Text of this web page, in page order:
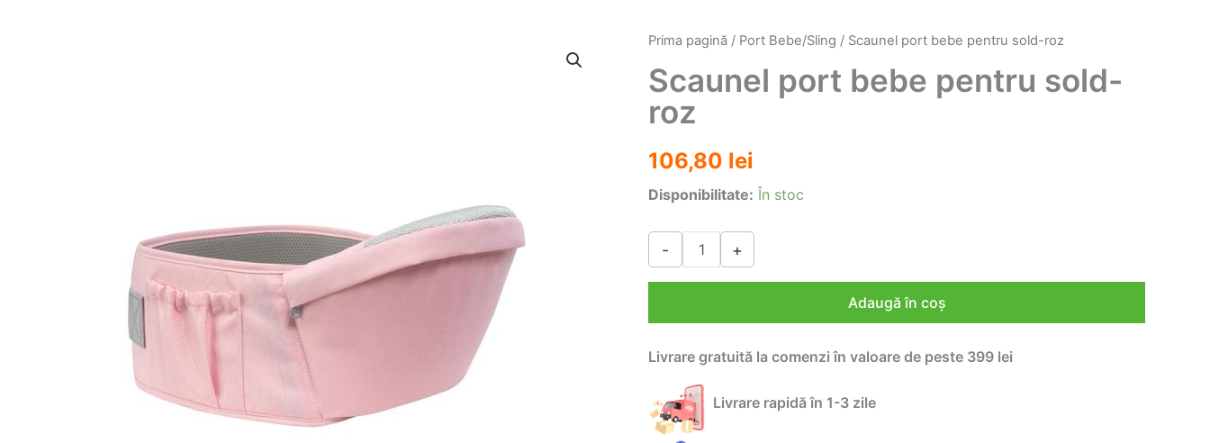
Prima pagină / Port Bebe/Sling / Scaunel port bebe pentru sold-roz
Scaunel port bebe pentru sold-
roz
106,80 lei
Disponibilitate: În stoc
-
Cantitate
+
Adaugă în coș
Livrare gratuită la comenzi în valoare de peste 399 lei
Livrare rapidă în 1-3 zile